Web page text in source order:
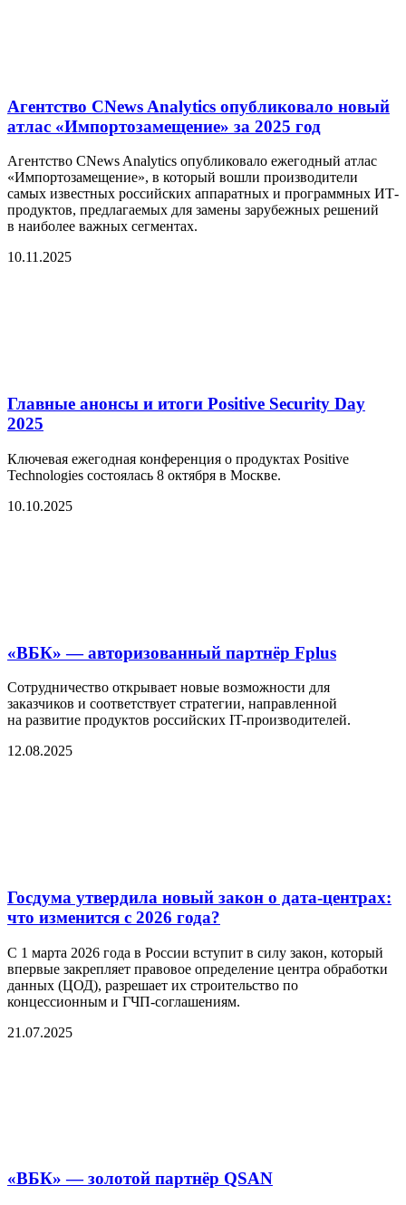
Агентство CNews Analytics опубликовало новый
атлас «Импортозамещение» за 2025 год
Агентство CNews Analytics опубликовало ежегодный атлас
«Импортозамещение», в который вошли производители
самых известных российских аппаратных и программных ИТ-
продуктов, предлагаемых для замены зарубежных решений
в наиболее важных сегментах.
10.11.2025
Главные анонсы и итоги Positive Security Day
2025
Ключевая ежегодная конференция о продуктах Positive
Technologies состоялась 8 октября в Москве.
10.10.2025
«ВБК» — авторизованный партнёр Fplus
Сотрудничество открывает новые возможности для
заказчиков и соответствует стратегии, направленной
на развитие продуктов российских IT-производителей.
12.08.2025
Госдума утвердила новый закон о дата-центрах:
что изменится с 2026 года?
С 1 марта 2026 года в России вступит в силу закон, который
впервые закрепляет правовое определение центра обработки
данных (ЦОД), разрешает их строительство по
концессионным и ГЧП-соглашениям.
21.07.2025
«ВБК» — золотой партнёр QSAN